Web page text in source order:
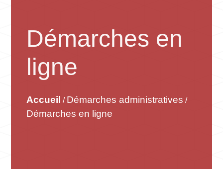
Démarches en
ligne
Accueil / Démarches administratives /
Démarches en ligne